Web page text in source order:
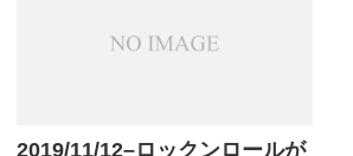
2019/11/12–ロックンロールが